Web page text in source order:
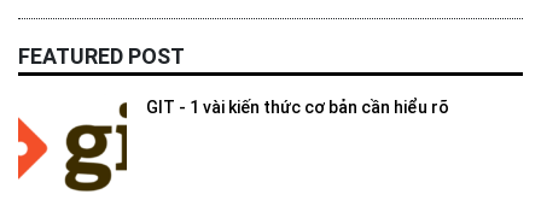
FEATURED POST
GIT - 1 vài kiến thức cơ bản cần hiểu rõ